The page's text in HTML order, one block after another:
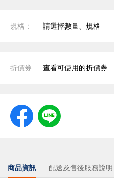
規格： 請選擇數量、規格
折價券 查看可使用的折價券
商品資訊 配送及售後服務說明